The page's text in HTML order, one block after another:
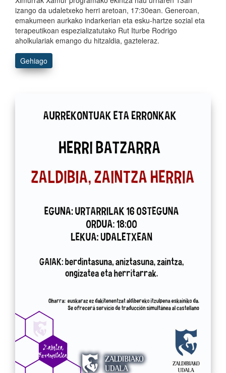
izango da udaletxeko herri aretoan, 17:30ean. Generoan,
emakumeen aurkako indarkerian eta esku-hartze sozial eta
terapeutikoan espezializatutako Rut Iturbe Rodrigo
aholkulariak emango du hitzaldia, gazteleraz.
Gehiago